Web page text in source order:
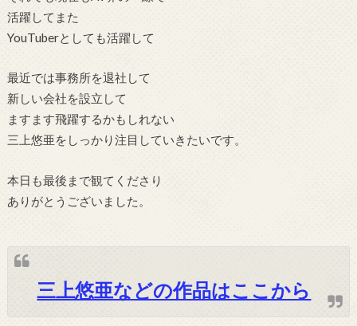
活躍してまた
YouTuberとしても活躍して
最近では事務所を退社して
新しい会社を設立して
ますます飛躍するかもしれない
三上悠亜をしっかり注目していきたいです。
本日も最後まで観てくださり
ありがとうございました。
三上悠亜などの作品はここから